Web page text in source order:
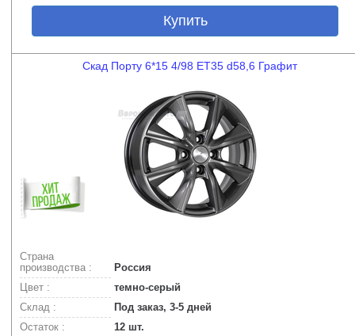
Купить
Скад Порту 6*15 4/98 ET35 d58,6 Графит
Страна
производства :
Россия
Цвет :
темно-серый
Склад :
Под заказ, 3-5 дней
Остаток :
12 шт.